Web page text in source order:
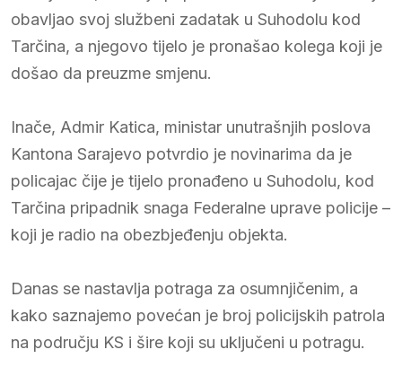
obavljao svoj službeni zadatak u Suhodolu kod
Tarčina, a njegovo tijelo je pronašao kolega koji je
došao da preuzme smjenu.
Inače, Admir Katica, ministar unutrašnjih poslova
Kantona Sarajevo potvrdio je novinarima da je
policajac čije je tijelo pronađeno u Suhodolu, kod
Tarčina pripadnik snaga Federalne uprave policije –
koji je radio na obezbjeđenju objekta.
Danas se nastavlja potraga za osumnjičenim, a
kako saznajemo povećan je broj policijskih patrola
na području KS i šire koji su uključeni u potragu.